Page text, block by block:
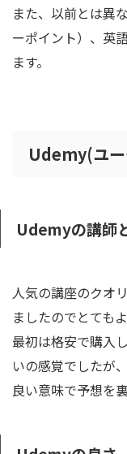
また、以前とは異
ーポイント）、英
ます。
Udemy(ユ
Udemyの講師
人気の講座のクオ
ましたのでとても
最初は格安で購入
いの感覚でしたが、
良い意味で予想を